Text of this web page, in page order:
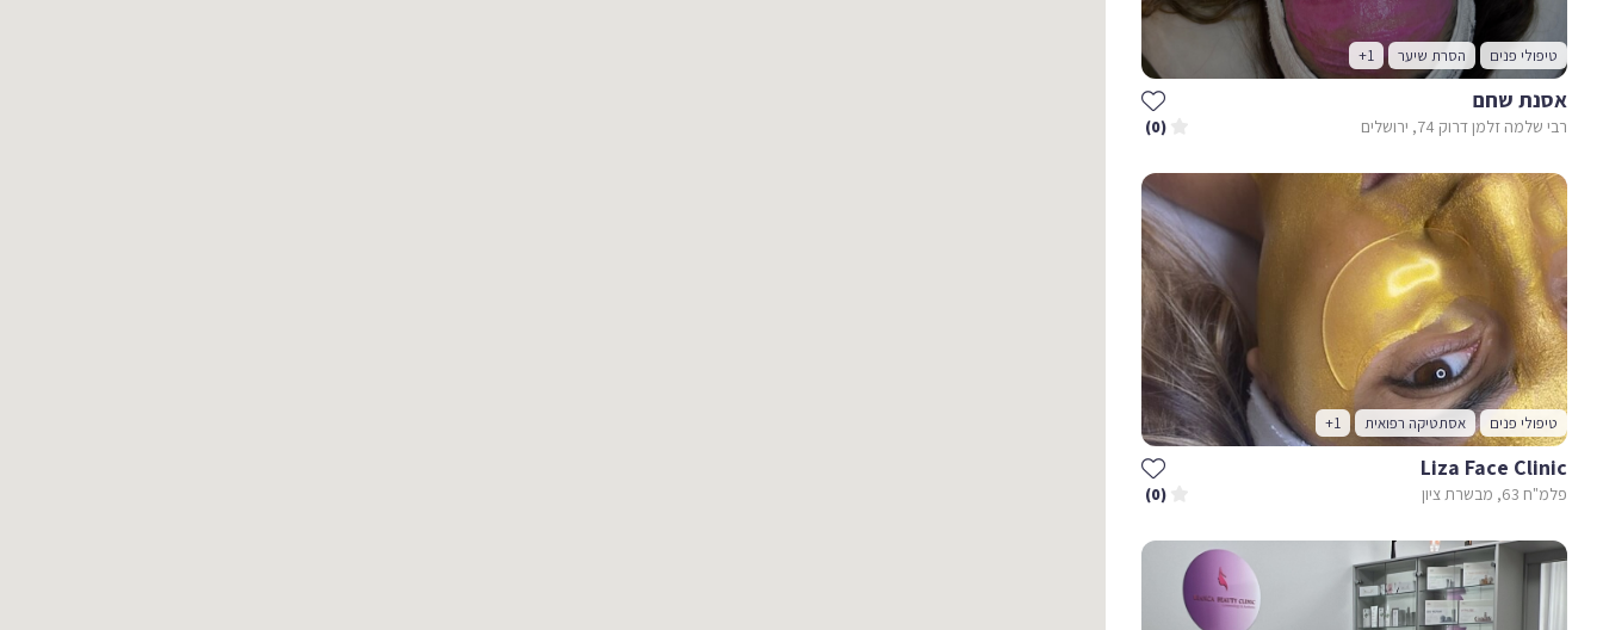
טיפולי פנים הסרת שיער +1
אסנת שחם
רבי שלמה זלמן דרוק 74, ירושלים (0)
טיפולי פנים אסתטיקה רפואית +1
Liza Face Clinic
פלמ"ח 63, מבשרת ציון (0)